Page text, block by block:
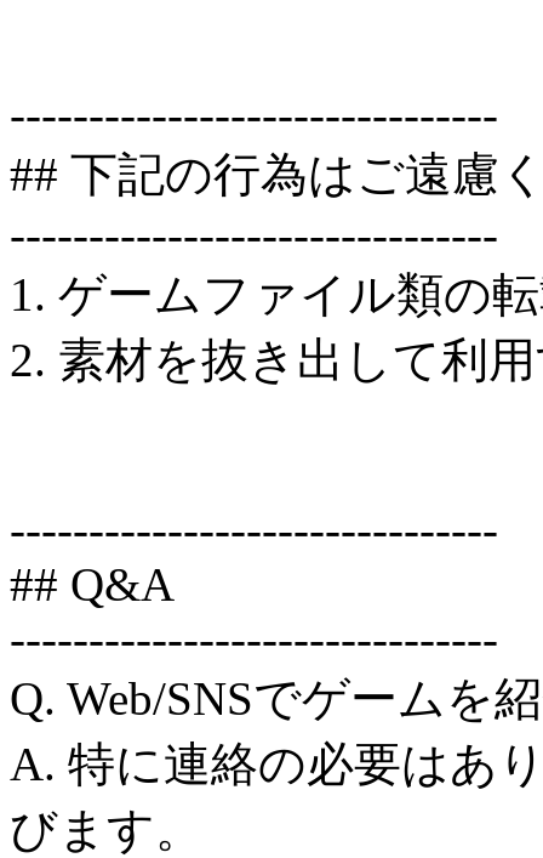
-------------------------------
## 下記の行為はご遠慮
-------------------------------
1. ゲームファイル類の
2. 素材を抜き出して利
-------------------------------
## Q&A
-------------------------------
Q. Web/SNSでゲームを
A. 特に連絡の必要はあ
びます。